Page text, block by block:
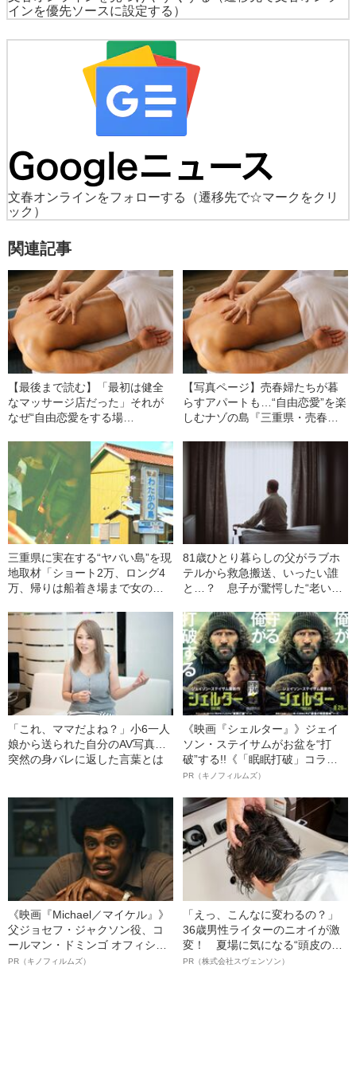
インを優先ソースに設定する）
文春オンラインをフォローする
（遷移先で☆マークをクリ
ック）
関連記事
【最後まで読む】「最初は健全
なマッサージ店だった」それが
なぜ“自由恋愛をする場
『ソープランド』誕生理由
【写真ページ】売春婦たちが暮
らすアパートも…“自由恋愛”を楽
しむナゾの島『三重県・売春
は「ヤクザ」】
三重県に実在する“ヤバい島”を現
地取材「ショート2万、ロング4
万、帰りは船着き場まで女の子
81歳ひとり暮らしの父がラブホ
テルから救急搬送、いったい誰
と…？ 息子が驚愕した“老いた
「これ、ママだよね？」小6一人
娘から送られた自分のAV写真…
突然の身バレに返した言葉とは
《映画『シェルター』》ジェイ
ソン・ステイサムがお盆を“打
破”する!!《「眠眠打破」コラ
ボ》
PR（キノフィルムズ）
《映画『Michael／マイケル』》
父ジョセフ・ジャクソン役、コ
ールマン・ドミンゴ オフィシャ
ルインタビュー“観客を魅了した
PR（キノフィルムズ）
「えっ、こんなに変わるの？」
36歳男性ライターのニオイが激
変！ 夏場に気になる“頭皮のニ
オイ”や“ベタつき”を解消す
PR（株式会社スヴェンソン）